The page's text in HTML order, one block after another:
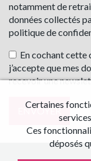
notamment de
données collectés
politique de
En cochant cette
j’accepte que mes
recevoir une
Certaines
Ces
déposés